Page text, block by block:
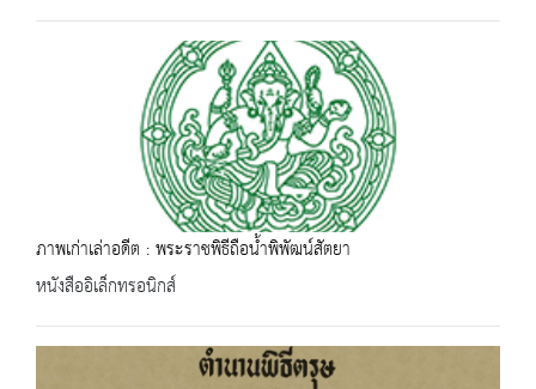
ภาพเก่าเล่าอดีต : พระราชพิธีถือน้ำพิพัฒน์สัตยา
หนังสืออิเล็กทรอนิกส์